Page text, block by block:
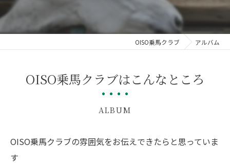
OISO乗馬クラブ アルバム
OISO乗馬クラブはこんなところ
ALBUM
OISO乗馬クラブの雰囲気をお伝えできたらと思っていま
す